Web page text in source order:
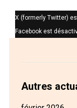
X (formerly Twitter)
Facebook est
Autres